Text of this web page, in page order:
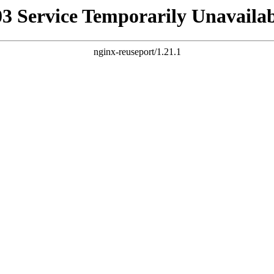
Service Temporarily
nginx-reuseport/1.21.1